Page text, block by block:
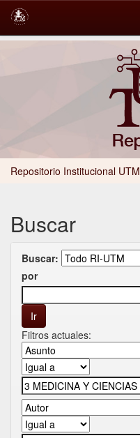
Repositorio Institucional UTM
Buscar
Buscar:
por
Filtros actuales: